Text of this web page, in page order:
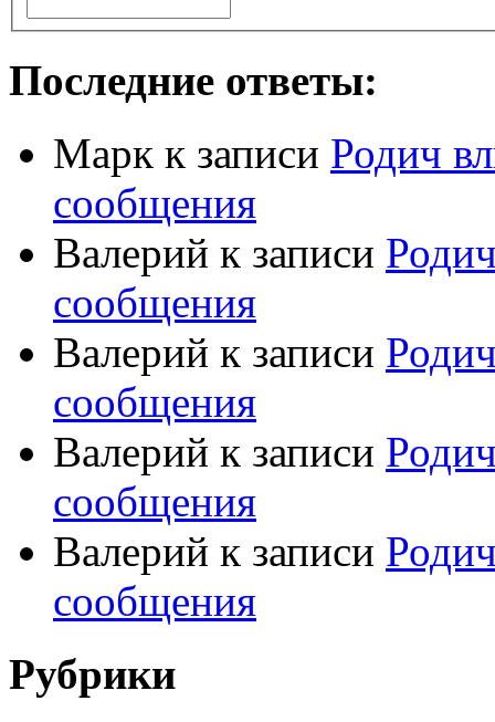
Последние ответы:
Марк к записи Родич
сообщения
Валерий к записи
сообщения
Валерий к записи
сообщения
Валерий к записи
сообщения
Валерий к записи
сообщения
Рубрики